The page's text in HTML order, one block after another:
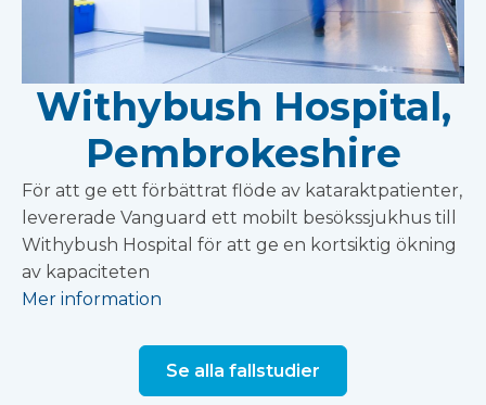
Withybush Hospital,
Pembrokeshire
För att ge ett förbättrat flöde av kataraktpatienter,
levererade Vanguard ett mobilt besökssjukhus till
Withybush Hospital för att ge en kortsiktig ökning
av kapaciteten
Mer information
Se alla fallstudier